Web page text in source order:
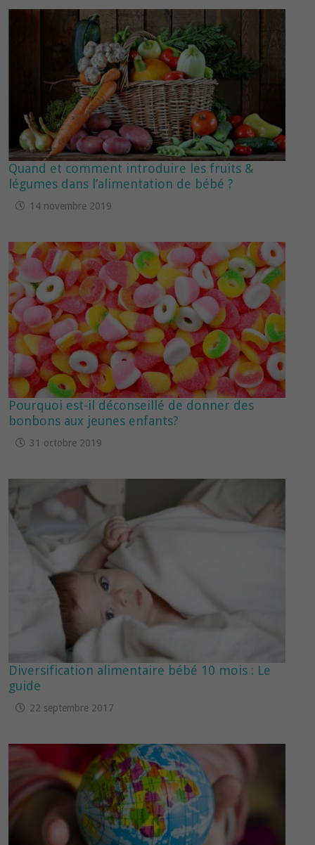
Quand et comment introduire les fruits &
légumes dans l’alimentation de bébé ?
14 novembre 2019
Pourquoi est-il déconseillé de donner des
bonbons aux jeunes enfants?
31 octobre 2019
Diversification alimentaire bébé 10 mois : Le
guide
22 septembre 2017